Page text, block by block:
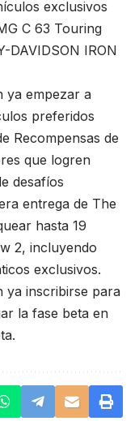
exclusivos
C 63 Touring
DAVIDSON IRON
ya empezar a
preferidos
Recompensas de
que logren
desafíos
entrega de The
hasta 19
2, incluyendo
exclusivos.
ya inscribirse para
la fase beta en
.